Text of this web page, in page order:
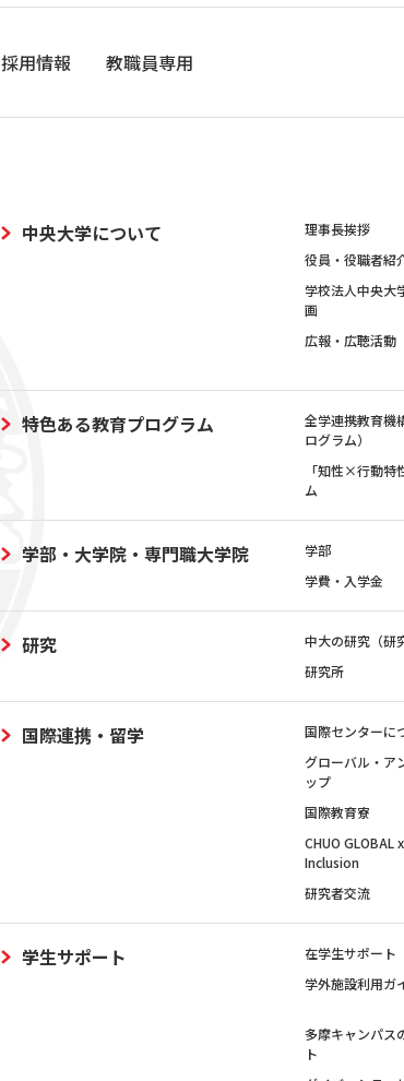
採用情報 教職員専用
中央大学について 理事長挨拶
役員・役職者紹
学校法人中央大
画
広報・広聴活動
特色ある教育プログラム
全学連携教育機
ログラム）
「知性×行動特
ム
学部・大学院・専門職大学院 学部
学費・入学金
研究 中大の研究（研
研究所
国際連携・留学 国際センターに
グローバル・ア
ップ
国際教育寮
CHUO
Inclusion
研究者交流
学生サポート 在学生サポート
学外施設利用ガ
多摩キャンパス
ト